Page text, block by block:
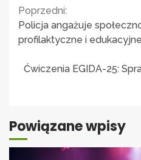
Continue
Reading
Poprzedni:
Policja angażuje
profilaktyczne i edukacyjne
Ćwiczenia EGIDA-25:
Powiązane wpisy